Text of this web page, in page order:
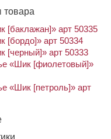
товара
[баклажан]» арт 50335
[бордо]» арт 50334
[черный]» арт 50333
«Шик [фиолетовый]»
«Шик [петроль]» арт